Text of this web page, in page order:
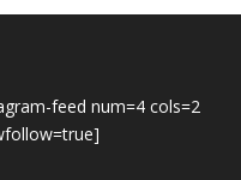
feed num=4 cols=2